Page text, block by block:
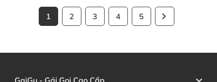
1 2 3 4 5
GaiGu - Gái Gọi Cao Cấp